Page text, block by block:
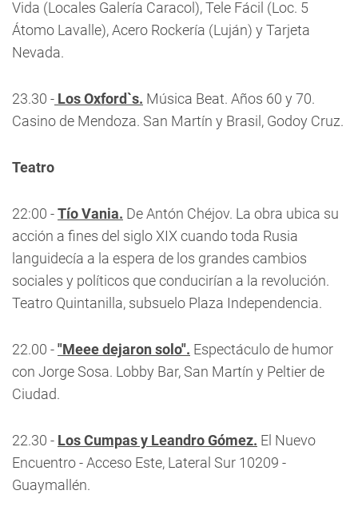
Vida (Locales Galería Caracol), Tele Fácil (Loc. 5
Átomo Lavalle), Acero Rockería (Luján) y Tarjeta
Nevada.
23.30 - Los Oxford`s. Música Beat. Años 60 y 70.
Casino de Mendoza. San Martín y Brasil, Godoy Cruz.
Teatro
22:00 -Tío Vania. De Antón Chéjov. La obra ubica su
acción a fines del siglo XIX cuando toda Rusia
languidecía a la espera de los grandes cambios
sociales y políticos que conducirían a la revolución.
Teatro Quintanilla, subsuelo Plaza Independencia.
22.00 -"Meee dejaron solo". Espectáculo de humor
con Jorge Sosa. Lobby Bar, San Martín y Peltier de
Ciudad.
22.30 - Los Cumpas y Leandro Gómez. El Nuevo
Encuentro - Acceso Este, Lateral Sur 10209 -
Guaymallén.